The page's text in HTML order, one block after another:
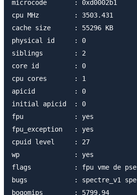
microcode       : 0xd0002b1
cpu MHz         : 3503.431
cache size      : 55296 KB
physical id     : 0
siblings        : 2
core id         : 0
cpu cores       : 1
apicid          : 0
initial apicid  : 0
fpu             : yes
fpu_exception   : yes
cpuid level     : 27
wp              : yes
flags           : fpu vme de pse tsc
bugs            : spectre_v1
bogomips        : 5799.94